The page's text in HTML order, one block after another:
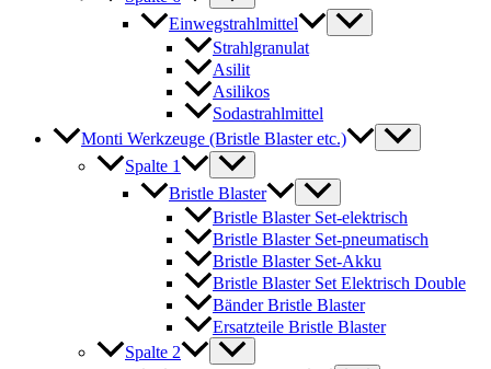
Einwegstrahlmittel
Strahlgranulat
Asilit
Asilikos
Sodastrahlmittel
Monti Werkzeuge (Bristle Blaster etc.)
Spalte 1
Bristle Blaster
Bristle Blaster Set-elektrisch
Bristle Blaster Set-pneumatisch
Bristle Blaster Set-Akku
Bristle Blaster Set Elektrisch Double
Bänder Bristle Blaster
Ersatzteile Bristle Blaster
Spalte 2